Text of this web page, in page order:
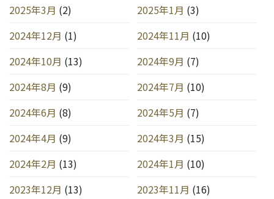
2025年3月 (2) 2025年1月 (3)
2024年12月 (1) 2024年11月 (10)
2024年10月 (13) 2024年9月 (7)
2024年8月 (9) 2024年7月 (10)
2024年6月 (8) 2024年5月 (7)
2024年4月 (9) 2024年3月 (15)
2024年2月 (13) 2024年1月 (10)
2023年12月 (13) 2023年11月 (16)